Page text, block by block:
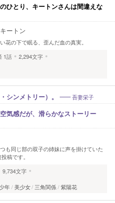
ひとり、キートンさんは間違えな
ートン
花の下で眠る、歪んだ血の真実。
1話
2,294文字
シンメトリー）。 吾妻栄子
気感だが、滑らかなストーリー
も同じ部の双子の姉妹に声を掛けていた
稿です。
9,734文字
少年 美少女 三角関係 紫陽花